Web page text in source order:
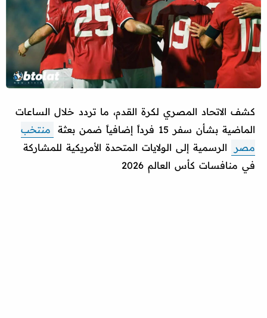
كشف الاتحاد المصري لكرة القدم، ما تردد خلال الساعات
الماضية بشأن سفر 15 فرداً إضافياً ضمن بعثة
منتخب
مصر
الرسمية إلى الولايات المتحدة الأمريكية للمشاركة
في منافسات كأس العالم 2026